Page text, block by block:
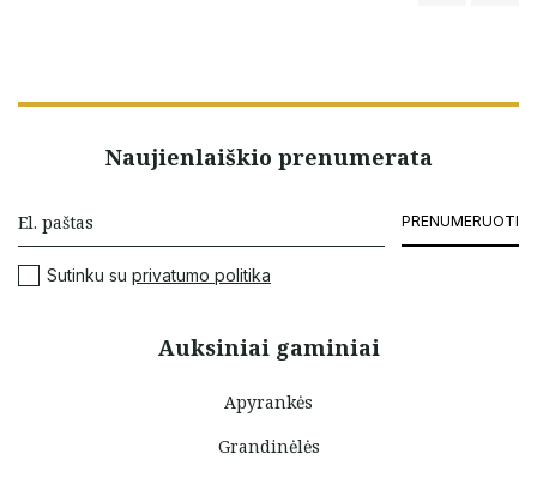
Auksiniai gaminiai
Apyrankės
Grandinėlės
Naujienlaiškio prenumerata
PRENUMERUOTI
Sutinku su privatumo politika